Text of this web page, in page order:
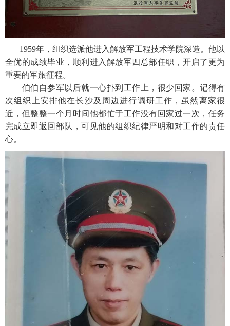
1959年，组织选派他进入解放军工程技术学院深造。他以
全优的成绩毕业，顺利进入解放军四总部任职，开启了更为
重要的军旅征程。
伯伯自参军以后就一心扑到工作上，很少回家。记得有
次组织上安排他在长沙及周边进行调研工作，虽然离家很
近，但整整一个月时间他都忙于工作没有回家过一次，任务
完成立即返回部队，可见他的组织纪律严明和对工作的责任
心。